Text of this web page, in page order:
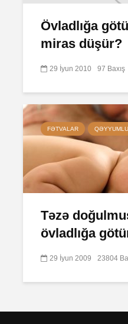
Övladlığa
miras düşür?
29 İyun 2010 97 Baxış
FƏTVALAR
Təzə
övladlığa
29 İyun 2009 23804